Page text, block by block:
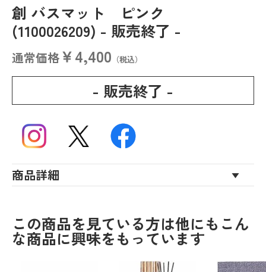
創 バスマット ピンク
(1100026209) - 販売終了 -
通常価格￥4,400 （税込）
- 販売終了 -
商品詳細
この商品を見ている方は他にもこん
な商品に興味をもっています